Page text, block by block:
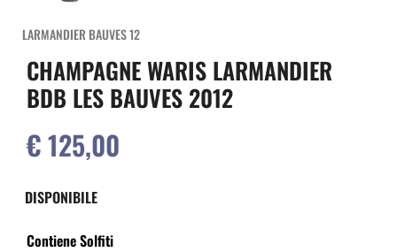
LARMANDIER BAUVES 12
CHAMPAGNE WARIS LARMANDIER
BDB LES BAUVES 2012
€ 125,00
DISPONIBILE
Contiene Solfiti